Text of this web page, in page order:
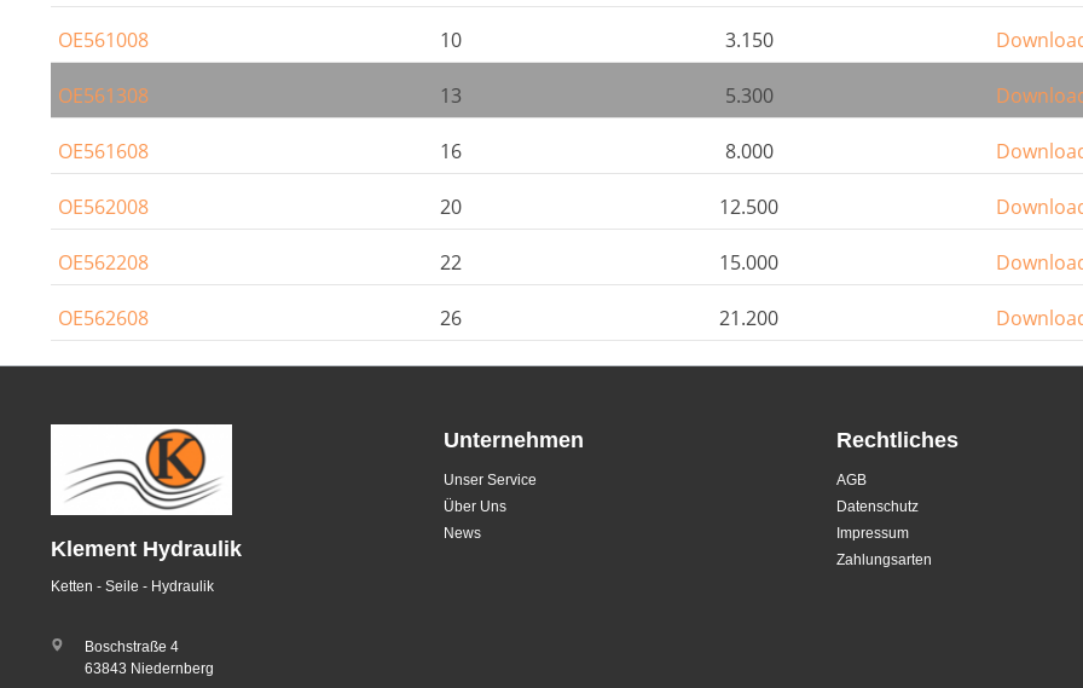
OE561008 10 3.150
OE561308 13 5.300
OE561608 16 8.000
OE562008 20 12.500
OE562208 22 15.000
OE562608 26 21.200
Klement Hydraulik
Ketten - Seile - Hydraulik
Boschstraße 4
63843 Niedernberg
Unternehmen
Unser Service
Über Uns
News
Rechtliches
AGB
Datenschutz
Impressum
Zahlungsarten